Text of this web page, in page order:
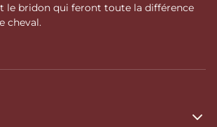
le bridon qui feront toute la différence
cheval.